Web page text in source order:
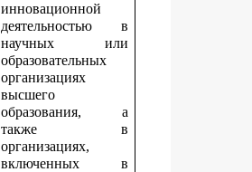
инновационной
деятельностью в
научных или
образовательных
организациях
высшего
образования, а
также в
организациях,
включенных в